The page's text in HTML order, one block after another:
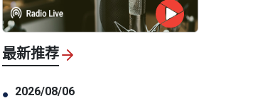
最新推荐
● 2026/08/06